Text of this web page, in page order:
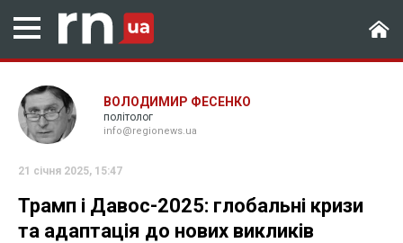
ВОЛОДИМИР ФЕСЕНКО
політолог
info@regionews.ua
21 січня 2025, 15:47
Трамп і Давос-2025: глобальні кризи
та адаптація до нових викликів